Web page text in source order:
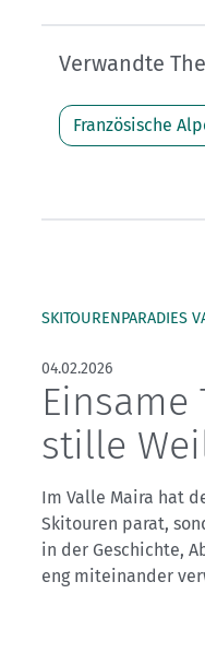
Last-
Verwandte
Französische
SKITOURENPARADIES
04.02.2026
Einsame
stille
Im Valle Maira hat
Skitouren parat,
in der Geschichte,
eng miteinander